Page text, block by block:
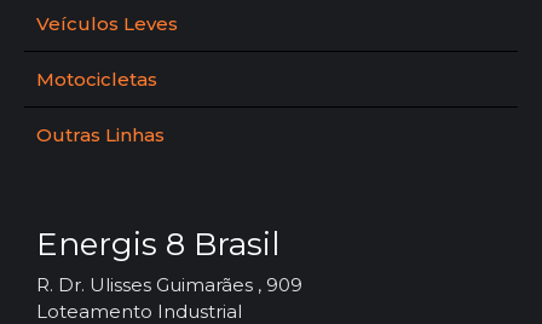
Veículos Leves
Motocicletas
Outras Linhas
Energis 8 Brasil
R. Dr. Ulisses Guimarães , 909
Loteamento Industrial